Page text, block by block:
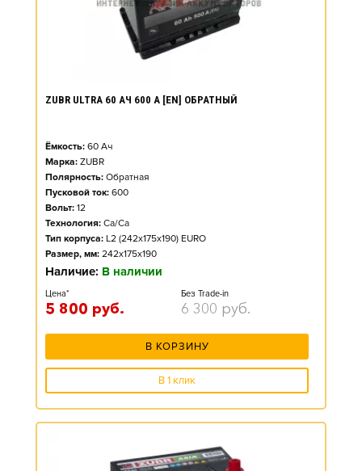
ZUBR ULTRA 60 АЧ 600 А [EN] ОБРАТНЫЙ
Ёмкость: 60 Ач
Марка: ZUBR
Полярность: Обратная
Пусковой ток: 600
Вольт: 12
Технология: Ca/Ca
Тип корпуса: L2 (242x175x190) EURO
Размер, мм: 242x175x190
Наличие: В наличии
Цена*
5 800 руб.
Без Trade-in
6 300 руб.
В КОРЗИНУ
В 1 клик